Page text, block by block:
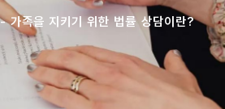
가족을 지키기 위한 법률 상담이란?